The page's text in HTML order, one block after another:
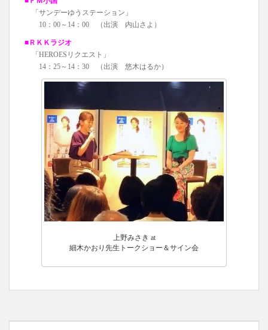
「サンデーゆうステーション」
10：00～14：00 （出演 内山さよ）
■ＲＫＫラジオ
「HEROESリクエスト」
14：25～14：30 （出演 悠木はるか）
上野みさき at
細木かおり先生トークショー＆サイン会